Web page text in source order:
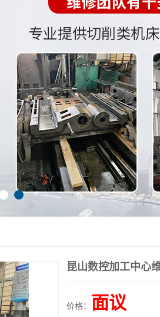
昆山数控加工中心
价格： 面议